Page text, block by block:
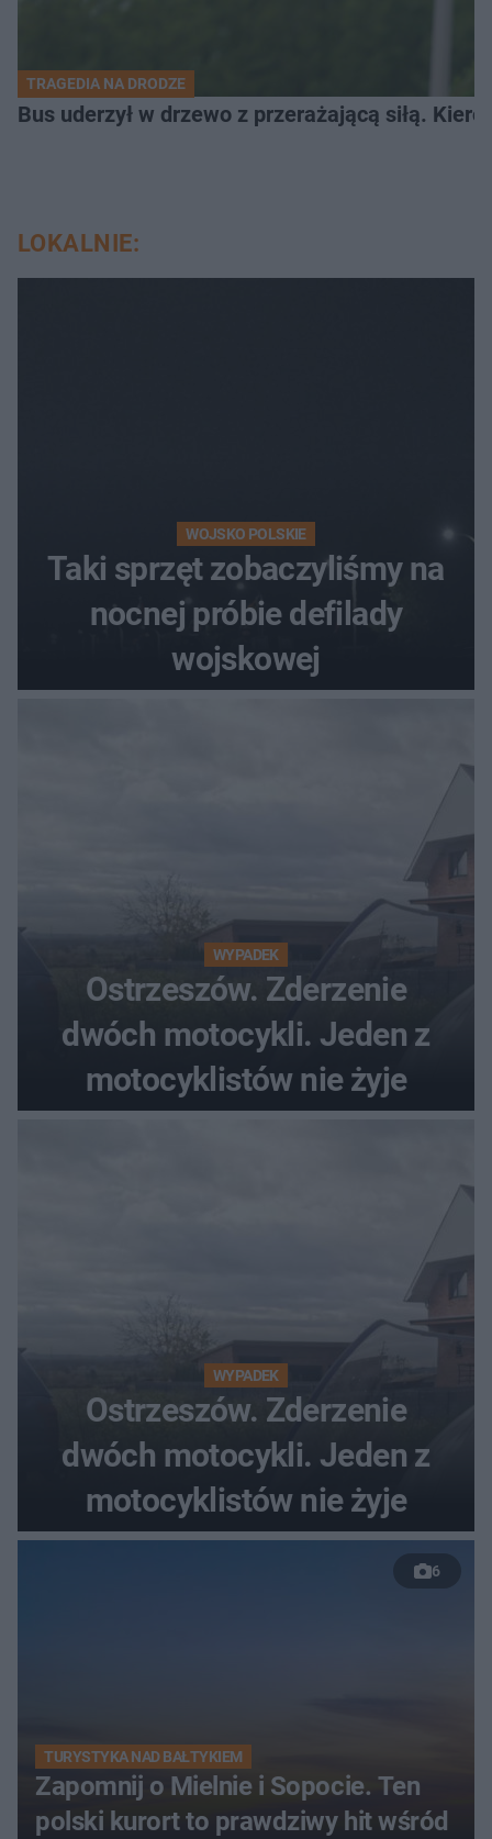
TRAGEDIA NA DRODZE
Bus uderzył w drzewo z przerażającą siłą.
LOKALNIE:
WOJSKO POLSKIE
Taki sprzęt zobaczyliśmy na
nocnej próbie defilady
wojskowej
WYPADEK
Ostrzeszów. Zderzenie
dwóch motocykli. Jeden z
motocyklistów nie żyje
WYPADEK
Ostrzeszów. Zderzenie
dwóch motocykli. Jeden z
motocyklistów nie żyje
6
TURYSTYKA NAD BAŁTYKIEM
Zapomnij o Mielnie i Sopocie. Ten
polski kurort to prawdziwy hit wśród